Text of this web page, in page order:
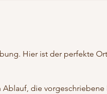
Hier ist der perfekte
Ablauf, die